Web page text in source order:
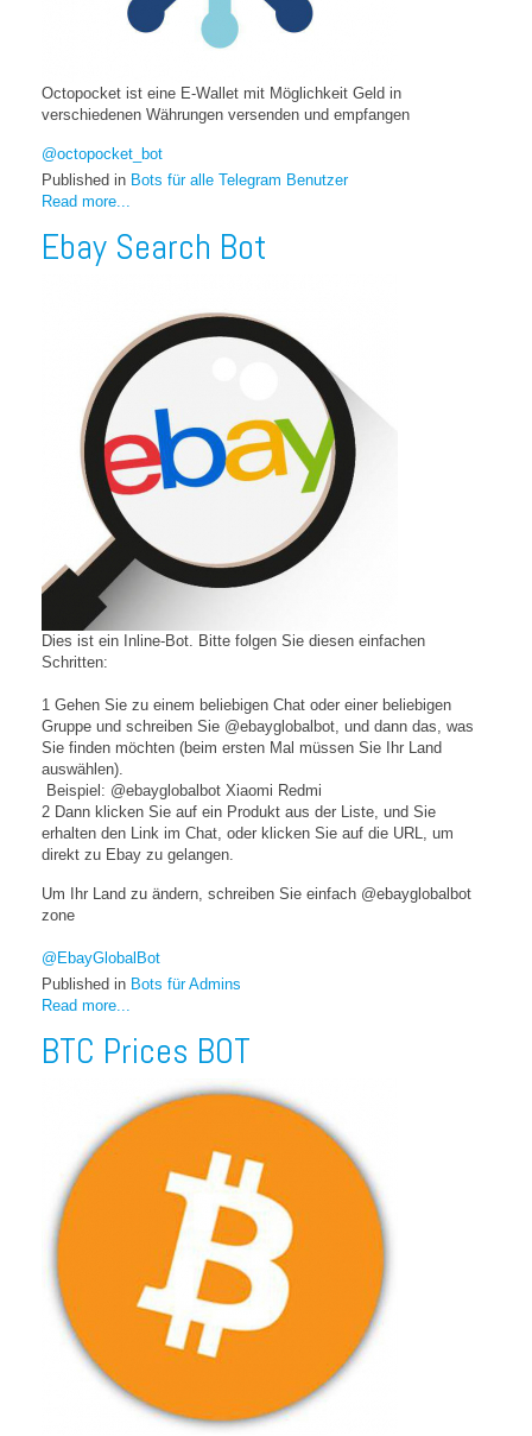
Octopocket ist eine E-Wallet mit Möglichkeit Geld in
verschiedenen Währungen versenden und empfangen
@octopocket_bot
Published in Bots für alle Telegram Benutzer
Read more...
Ebay Search Bot
Dies ist ein Inline-Bot. Bitte folgen Sie diesen einfachen
Schritten:
1 Gehen Sie zu einem beliebigen Chat oder einer beliebigen
Gruppe und schreiben Sie @ebayglobalbot, und dann das, was
Sie finden möchten (beim ersten Mal müssen Sie Ihr Land
auswählen).
Beispiel: @ebayglobalbot Xiaomi Redmi
2 Dann klicken Sie auf ein Produkt aus der Liste, und Sie
erhalten den Link im Chat, oder klicken Sie auf die URL, um
direkt zu Ebay zu gelangen.
Um Ihr Land zu ändern, schreiben Sie einfach @ebayglobalbot
zone
@EbayGlobalBot
Published in Bots für Admins
Read more...
BTC Prices BOT